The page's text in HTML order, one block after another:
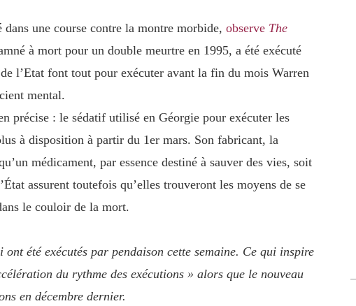
une course contre la montre morbide, observe The
à mort pour un double meurtre en 1995, a été exécuté
l’Etat font tout pour exécuter avant la fin du mois Warren
mental.
précise : le sédatif utilisé en Géorgie pour exécuter les
à disposition à partir du 1er mars. Son fabricant, la
médicament, par essence destiné à sauver des vies, soit
assurent toutefois qu’elles trouveront les moyens de se
le couloir de la mort.
été exécutés par pendaison cette semaine. Ce qui inspire
du rythme des exécutions » alors que le nouveau
en décembre dernier.